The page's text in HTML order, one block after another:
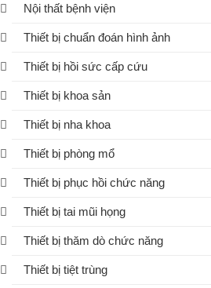
Nội thất bệnh viện
Thiết bị chuẩn đoán hình ảnh
Thiết bị hồi sức cấp cứu
Thiết bị khoa sản
Thiết bị nha khoa
Thiết bị phòng mổ
Thiết bị phục hồi chức năng
Thiết bị tai mũi họng
Thiết bị thăm dò chức năng
Thiết bị tiệt trùng